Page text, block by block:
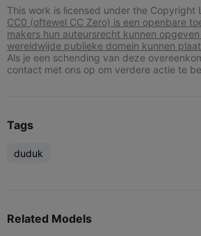
This work is licensed under the Copyright
CC0 (oftewel CC Zero) is een openbare
makers hun auteursrecht kunnen
wereldwijde publieke domein kunnen
Als je een schending van deze
contact met ons op om verdere actie te
Tags
duduk
Related Models